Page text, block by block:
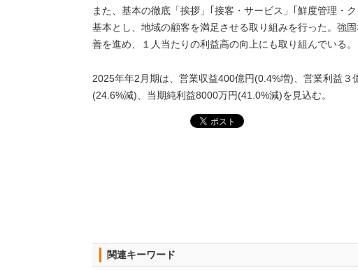
また、基本の徹底「挨拶」｢接客・サービス」｢鮮度管理・
基本とし、地域の顧客を満足させる取り組みを行った。強
善を進め、１人当たりの利益高の向上にも取り組んでいる。
2025年年2月期は、営業収益400億円(0.4%増)、営業利益３
(24.6%減)、当期純利益8000万円(41.0%減)を見込む。
関連キーワード